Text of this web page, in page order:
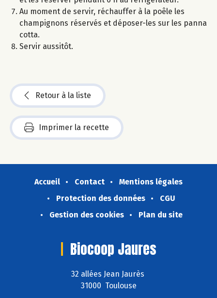
Au moment de servir, réchauffer à la poêle les
champignons réservés et déposer-les sur les panna
cotta.
Servir aussitôt.
Retour à la liste
Imprimer la recette
Accueil Contact
Mentions légales
Protection des données
CGU
Gestion des cookies
Plan du site
Biocoop Jaures
32 allées Jean Jaurès
31000 Toulouse